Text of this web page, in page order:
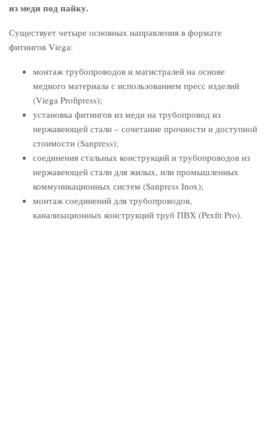
из меди под пайку.
Существует четыре основных направления в формате
фитингов Viega:
монтаж трубопроводов и магистралей на основе
медного материала с использованием пресс изделий
(Viega Profipress);
установка фитингов из меди на трубопровод из
нержавеющей стали – сочетание прочности и доступной
стоимости (Sanpress);
соединения стальных конструкций и трубопроводов из
нержавеющей стали для жилых, или промышленных
коммуникационных систем (Sanpress Inox);
монтаж соединений для трубопроводов,
канализационных конструкций труб ПВХ (Pexfit Pro).